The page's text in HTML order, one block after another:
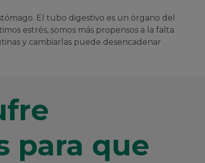
El tubo digestivo es un órgano del
estrés, somos más propensos a la falta
y cambiarlas puede desencadenar
para que